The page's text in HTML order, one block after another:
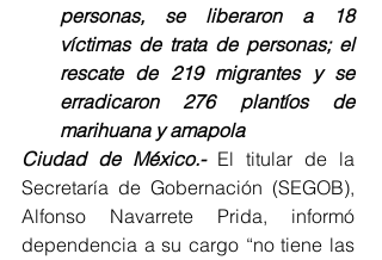
personas, se liberaron a 18
víctimas de trata de personas; el
rescate de 219 migrantes y se
erradicaron 276 plantíos de
marihuana y amapola
Ciudad de México.- El titular de la
Secretaría de Gobernación (SEGOB),
Alfonso Navarrete Prida, informó
dependencia a su cargo “no tiene las